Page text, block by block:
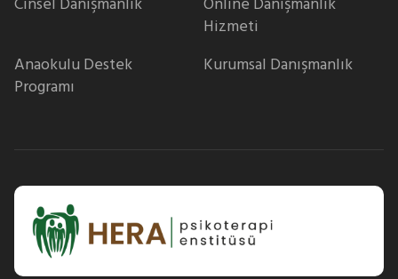
Hizmeti
Anaokulu Destek
Programı
Kurumsal Danışmanlık